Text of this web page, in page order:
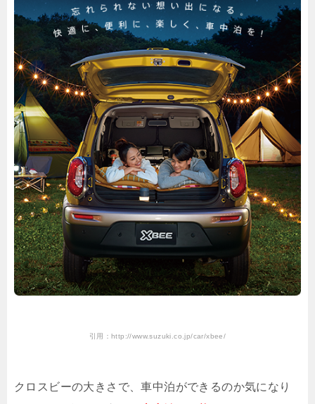
引用：http://www.suzuki.co.jp/car/xbee/
クロスビーの大きさで、車中泊ができるのか気になり